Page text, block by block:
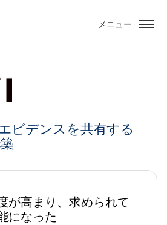
メニュー
ビデンスを共有する
が高まり、求められて
になった